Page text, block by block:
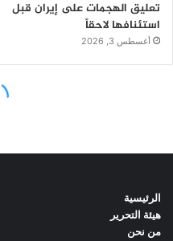
الرئيسية
هيئة التحرير
من نحن